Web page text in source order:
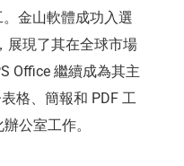
金山軟體成功入選
展現了其在全球市場
Office 繼續成為其主
格、簡報和 PDF 工
公室工作。